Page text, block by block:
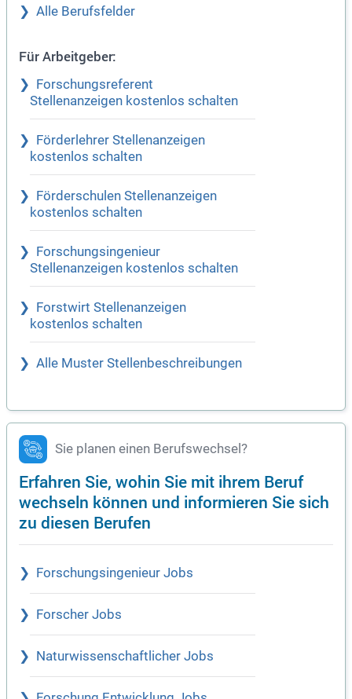
Alle Berufsfelder
Für Arbeitgeber:
Forschungsreferent
Stellenanzeigen kostenlos schalten
Förderlehrer Stellenanzeigen
kostenlos schalten
Förderschulen Stellenanzeigen
kostenlos schalten
Forschungsingenieur
Stellenanzeigen kostenlos schalten
Forstwirt Stellenanzeigen
kostenlos schalten
Alle Muster Stellenbeschreibungen
Sie planen einen Berufswechsel?
Erfahren Sie, wohin Sie mit ihrem Beruf
wechseln können und informieren Sie sich
zu diesen Berufen
Forschungsingenieur Jobs
Forscher Jobs
Naturwissenschaftlicher Jobs